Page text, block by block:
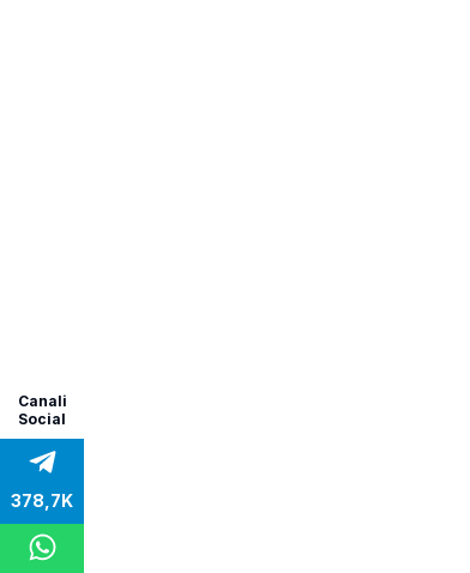
Canali
Social
378,7K